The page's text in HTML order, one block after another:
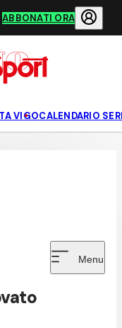
ABBONATI ORA
VIGOCALENDARIO
Menu